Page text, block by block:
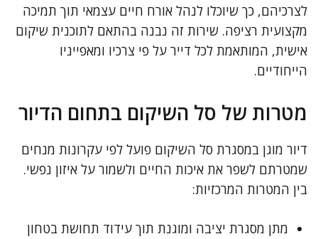
לצרכיהם, כך שיוכלו לנהל אורח חיים עצמאי תוך תמיכה
מקצועית רציפה. שירות זה נבנה בהתאם לתוכנית שיקום
אישית, המותאמת לכל דייר על פי צרכיו ומאפייניו
הייחודיים.
מטרות של סל השיקום בתחום הדיור
דיור מוגן במסגרת סל השיקום פועל לפי עקרונות מנחים
שמטרתם לשפר את איכות החיים ולשמור על איזון נפשי.
בין המטרות המרכזיות:
מתן מסגרת יציבה ומוגנת תוך עידוד תחושת בטחון